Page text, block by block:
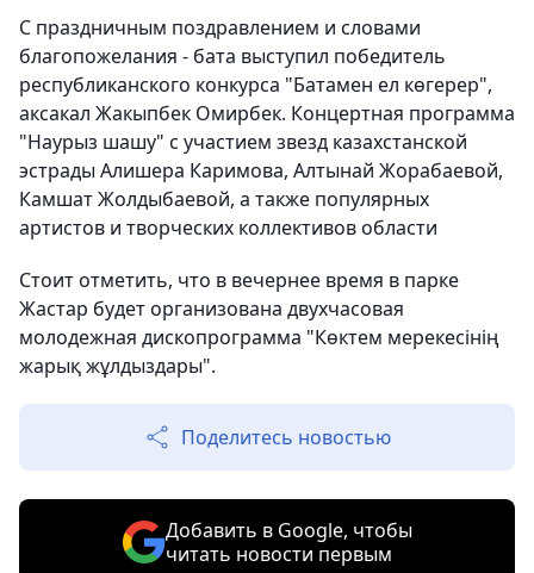
С праздничным поздравлением и словами
благопожелания - бата выступил победитель
республиканского конкурса "Батамен ел көгерер",
аксакал Жакыпбек Омирбек. Концертная программа
"Наурыз шашу" с участием звезд казахстанской
эстрады Алишера Каримова, Алтынай Жорабаевой,
Камшат Жолдыбаевой, а также популярных
артистов и творческих коллективов области
Стоит отметить, что в вечернее время в парке
Жастар будет организована двухчасовая
молодежная дископрограмма "Көктем мерекесінің
жарық жұлдыздары".
Поделитесь новостью
Добавить в Google, чтобы
читать новости первым